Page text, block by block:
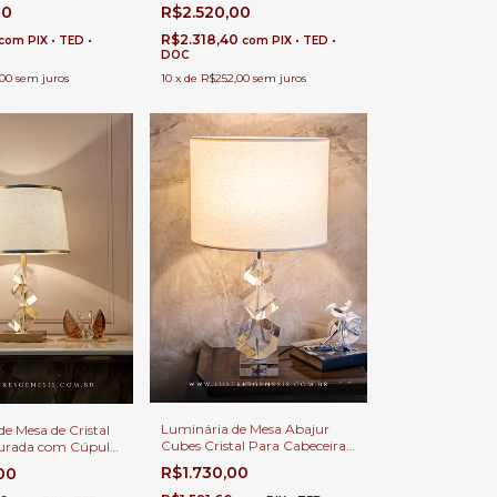
Quartos e
PIX • TED •
sem juros
R$2.520,00
R$2.318,40 com PIX • TED •
DOC
10 x de R$252,00 sem juros
Mesa de Cristal
com Cúpula
Sala de Estar,
de Cama,
Luminária de Mesa Abajur
Cubes Cristal Para Cabeceira
Cama, Quartos, Escritório e
Salas
R$1.730,00